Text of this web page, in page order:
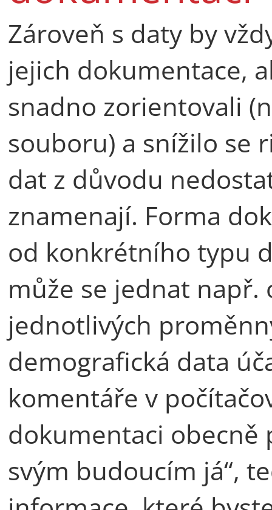
Zároveň s daty by
jejich dokumentace,
snadno zorientovali
souboru) a snížilo se
dat z důvodu
znamenají. Forma
od konkrétního typu
může se jednat
jednotlivých
demografická data
komentáře v
dokumentaci obecně
svým budoucím já“,